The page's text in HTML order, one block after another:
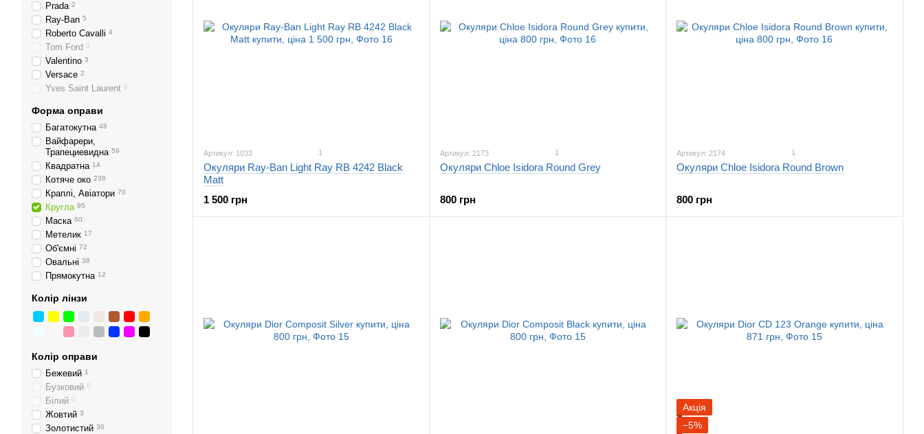
Артикул: 1033 1
Окуляри Ray-Ban Light Ray RB 4242 Black
Matt
1 500 грн
Артикул: 2173 1
Окуляри Chloe Isidora Round Grey
800 грн
Артикул: 2174 1
Окуляри Chloe Isidora Round Brown
800 грн
Акція
−5%
Prada 2
Ray-Ban 5
Roberto Cavalli 4
Tom Ford 0
Valentino 3
Versace 2
Yves Saint Laurent 0
Форма оправи
Багатокутна 48
Вайфарери,
Трапециевидна 59
Квадратна 14
Котяче око 238
Краплі, Авіатори 70
Кругла 95
Маска 60
Метелик 17
Об'ємні 72
Овальні 38
Прямокутна 12
Колір лінзи
Колір оправи
Бежевий 1
Бузковий 0
Білий 0
Жовтий 3
Золотистий 36